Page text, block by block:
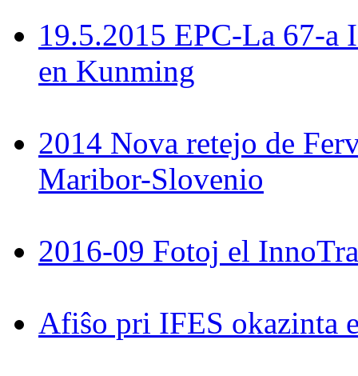
19.5.2015 EPC-La 67-a
en Kunming
2014 Nova retejo de
Maribor-Slovenio
2016-09 Fotoj el
Afiŝo pri IFES okazinta